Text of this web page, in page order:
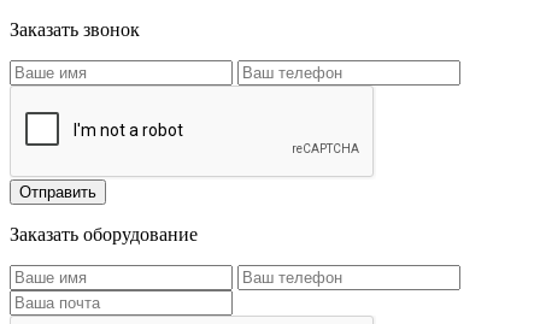
Заказать звонок
Заказать оборудование